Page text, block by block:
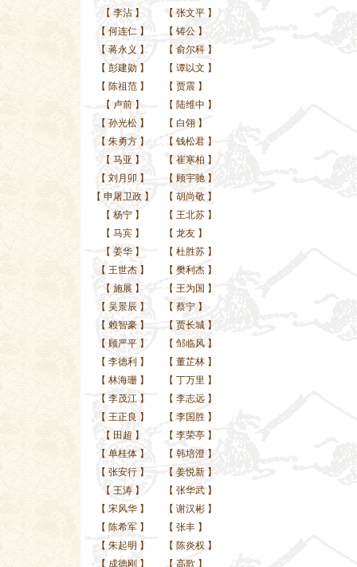
【 李沾】 【 张文平 】
【 何连仁】 【 铸公 】
【 蒋永义 】 【 俞尔科 】
【 彭建勋】 【 谭以文 】
【 陈祖范】 【 贾震 】
【 卢前】 【 陆维中 】
【 孙光松】 【 白翎 】
【 朱勇方】 【 钱松君 】
【 马亚 】 【 崔寒柏 】
【 刘月卯 】 【 顾宇驰 】
【 申屠卫政】 【 胡尚敬 】
【 杨宁】 【 王北苏 】
【 马宾】 【 龙友 】
【 姜华】 【 杜胜苏 】
【 王世杰】 【 樊利杰 】
【 施展 】 【 王为国 】
【 吴景辰 】 【 蔡宁 】
【 赖智豪】 【 贾长城 】
【 顾严平】 【 邹临风 】
【 李德利 】 【 董芷林 】
【 林海珊】 【 丁万里 】
【 李茂江】 【 李志远 】
【 王正良 】 【 李国胜 】
【 田超 】 【 李荣亭 】
【 单桂体】 【 韩培澄 】
【 张安行】 【 姜悦新 】
【 王涛】 【 张华武 】
【 宋风华】 【 谢汉彬 】
【 陈希军】 【 张丰 】
【 朱起明 】 【 陈炎权 】
【 成德刚 】 【 高歌 】